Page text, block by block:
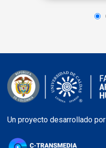
Un proyecto desarrollado por